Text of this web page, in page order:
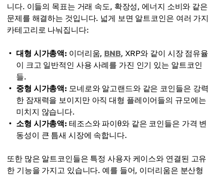
니다. 이들의 목표는 거래 속도, 확장성, 에너지 소비와 같은
문제를 해결하는 것입니다. 넓게 보면 알트코인은 여러 가지
카테고리로 나눠집니다:
대형 시가총액: 이더리움, BNB, XRP와 같이 시장 점유율
이 크고 일반적인 사용 사례를 가진 인기 있는 알트코인
들.
중형 시가총액: 모네로와 알고랜드와 같은 코인들은 강력
한 잠재력을 보이지만 아직 대형 플레이어들의 규모에는
미치지 않습니다.
소형 시가총액: 테조스와 파이θ와 같은 코인들은 가격 변
동성이 큰 틈새 시장에 속합니다.
또한 많은 알트코인들은 특정 사용자 케이스와 연결된 고유
한 기능을 가지고 있습니다. 예를 들어, 이더리움은 분산형